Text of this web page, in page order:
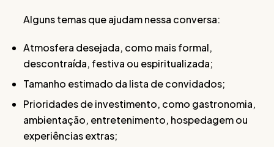
Alguns temas que ajudam nessa conversa:
Atmosfera desejada, como mais formal,
descontraída, festiva ou espiritualizada;
Tamanho estimado da lista de convidados;
Prioridades de investimento, como gastronomia,
ambientação, entretenimento, hospedagem ou
experiências extras;